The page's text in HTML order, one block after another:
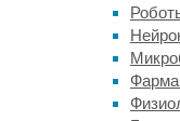
–
Will
/